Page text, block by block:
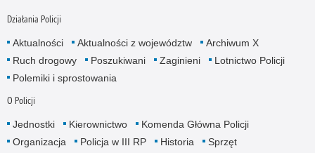
Działania Policji
Aktualności Aktualności z województw
Archiwum X
Ruch drogowy
Poszukiwani Zaginieni
Lotnictwo Policji
Polemiki i sprostowania
O Policji
Jednostki Kierownictwo
Komenda Główna Policji
Organizacja
Policja w III RP Historia
Sprzęt